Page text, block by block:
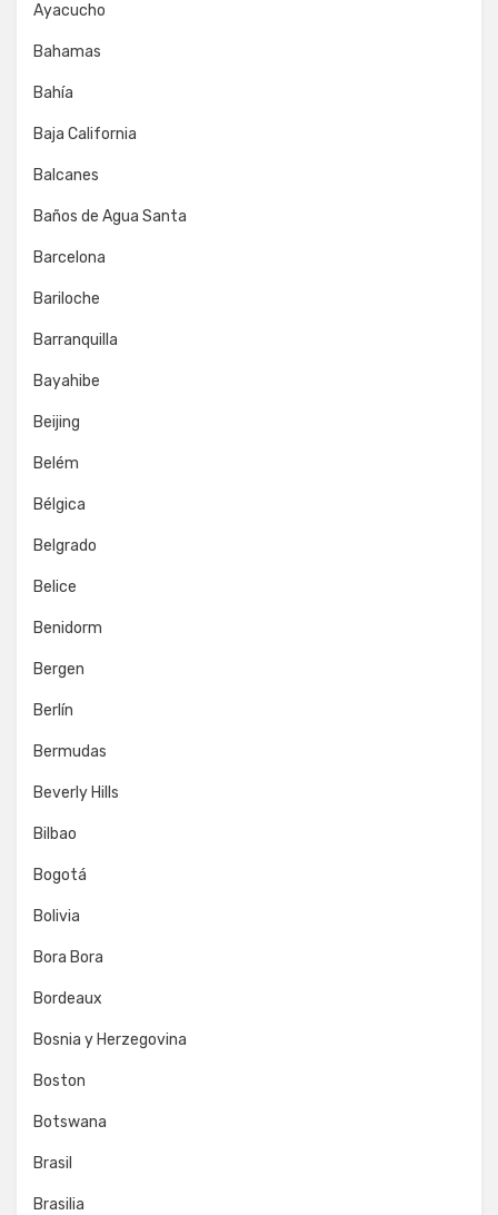
Ayacucho
Bahamas
Bahía
Baja California
Balcanes
Baños de Agua Santa
Barcelona
Bariloche
Barranquilla
Bayahibe
Beijing
Belém
Bélgica
Belgrado
Belice
Benidorm
Bergen
Berlín
Bermudas
Beverly Hills
Bilbao
Bogotá
Bolivia
Bora Bora
Bordeaux
Bosnia y Herzegovina
Boston
Botswana
Brasil
Brasilia